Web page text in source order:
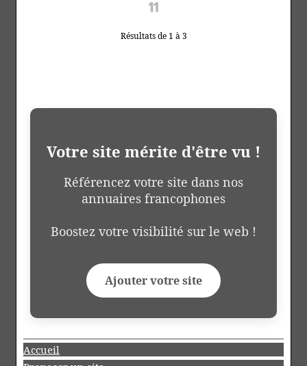
Résultats de 1 à 3
Votre site mérite d'être vu !
Référencez votre site dans nos
annuaires francophones
Boostez votre visibilité sur le web !
Ajouter votre site
Accueil